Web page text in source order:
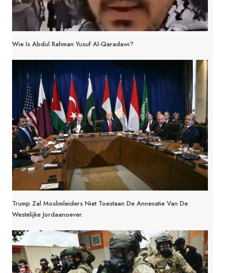
Wie Is Abdul Rahman Yusuf Al-Qaradawi?
Trump Zal Moslimleiders Niet Toestaan De Annexatie Van De
Westelijke Jordaanoever.